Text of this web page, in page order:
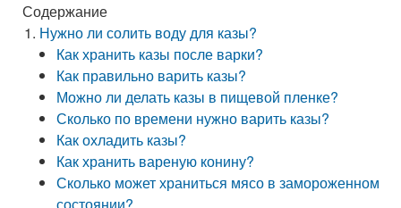
Содержание
Нужно ли солить воду для казы?
Как хранить казы после варки?
Как правильно варить казы?
Можно ли делать казы в пищевой пленке?
Сколько по времени нужно варить казы?
Как охладить казы?
Как хранить вареную конину?
Сколько может храниться мясо в замороженном